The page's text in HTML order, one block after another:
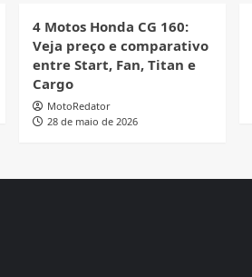
4 Motos Honda CG 160:
Veja preço e comparativo
entre Start, Fan, Titan e
Cargo
MotoRedator
28 de maio de 2026